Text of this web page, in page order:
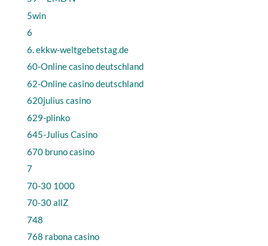
5win
6
6. ekkw-weltgebetstag.de
60-Online casino deutschland
62-Online casino deutschland
620julius casino
629-plinko
645-Julius Casino
670 bruno casino
7
70-30 1000
70-30 allZ
748
768 rabona casino